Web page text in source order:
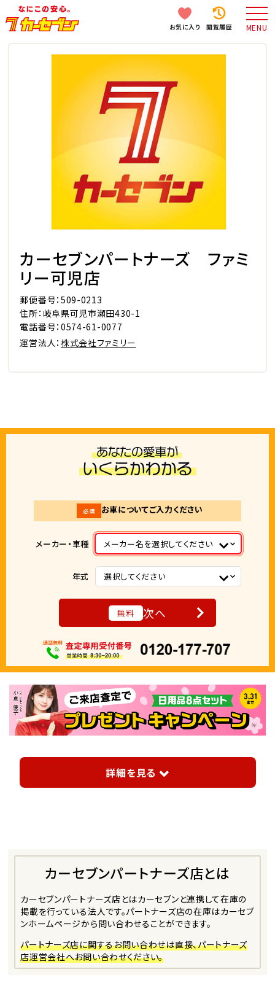
お気に入り 閲覧履歴 MENU
カーセブンパートナーズ ファミ
リー可児店
郵便番号：509-0213
住所：岐阜県可児市瀬田430-1
電話番号：0574-61-0077
運営法人： 株式会社ファミリー
必須 お車についてご入力ください
メーカー・車種 メーカー名を選択してください
年式 選択してください
無料 次へ
詳細を見る
カーセブンパートナーズ店とは
カーセブンパートナーズ店とはカーセブンと連携して在庫の
掲載を行っている法人です。パートナーズ店の在庫はカーセブ
ンホームページから問い合わせることができます。
パートナーズ店に関するお問い合わせは直接、パートナーズ
店運営会社へお問い合わせください。